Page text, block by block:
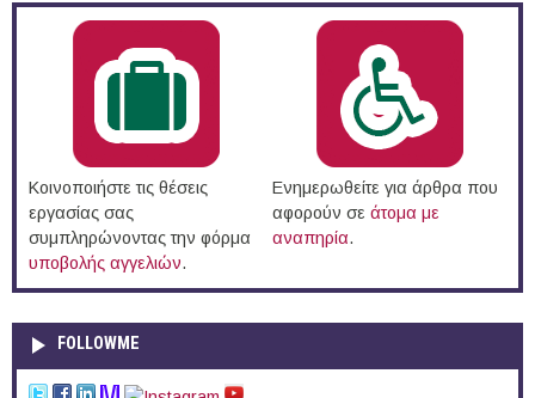
Κοινοποιήστε τις θέσεις
εργασίας σας
συμπληρώνοντας την φόρμα
υποβολής αγγελιών.
Ενημερωθείτε για άρθρα που
αφορούν σε άτομα με
αναπηρία.
FOLLOWME